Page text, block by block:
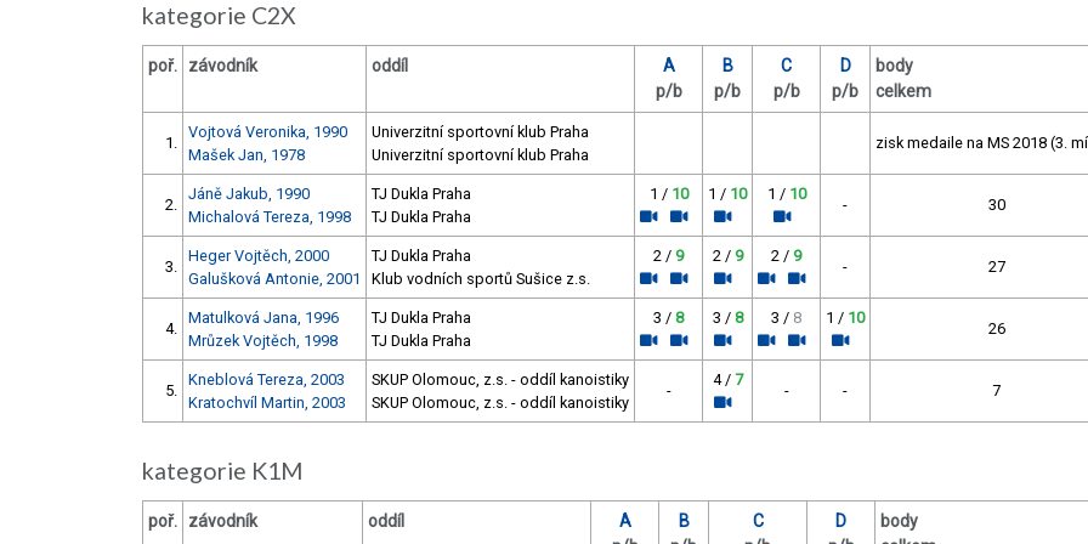
kategorie C2X
poř. závodník oddíl
A
p/b
B
p/b
C
p/b
D
p/b
body
celkem
1.
Vojtová Veronika, 1990
Mašek Jan, 1978
Univerzitní sportovní klub Praha
Univerzitní sportovní klub Praha
zisk medaile na MS 2018 (3.
2.
Jáně Jakub, 1990
Michalová Tereza, 1998
TJ Dukla Praha
TJ Dukla Praha
1 / 10 1 / 10 1 / 10
- 30
3.
Heger Vojtěch, 2000
Galušková Antonie, 2001
TJ Dukla Praha
Klub vodních sportů Sušice z.s.
2 / 9 2 / 9 2 / 9
- 27
4.
Matulková Jana, 1996
Mrůzek Vojtěch, 1998
TJ Dukla Praha
TJ Dukla Praha
3 / 8 3 / 8 3 / 8 1 / 10
26
5.
Kneblová Tereza, 2003
Kratochvíl Martin, 2003
SKUP Olomouc, z.s. - oddíl kanoistiky
SKUP Olomouc, z.s. - oddíl kanoistiky
-
4 / 7
- - 7
kategorie K1M
poř. závodník oddíl
A
B
C
D
body